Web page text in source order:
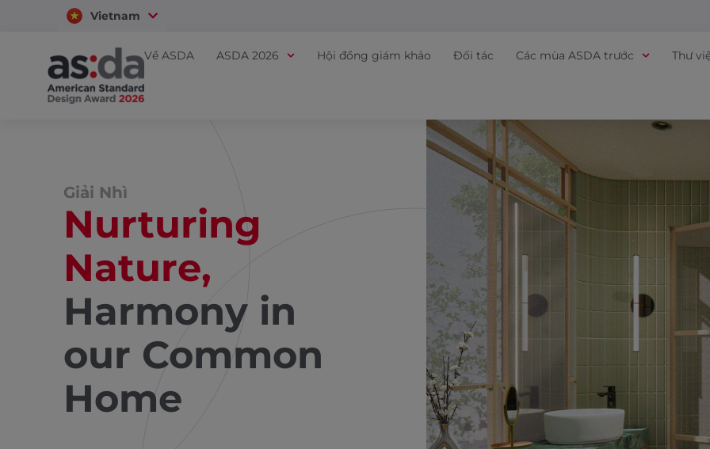
Vietnam
Thailand
Về ASDA ASDA 2026 Hội đồng giám khảo Đối tác Các mùa ASDA trước Thư
Giải Nhì
Nurturing
Nature,
Harmony in
our Common
Home